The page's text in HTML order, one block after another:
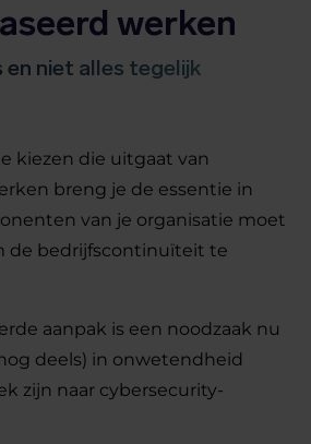
werken
en niet alles tegelijk
kiezen die uitgaat van
breng je de essentie in
van je organisatie moet
de bedrijfscontinuïteit te
aanpak is een noodzaak nu
deels) in onwetendheid
zijn naar cybersecurity-